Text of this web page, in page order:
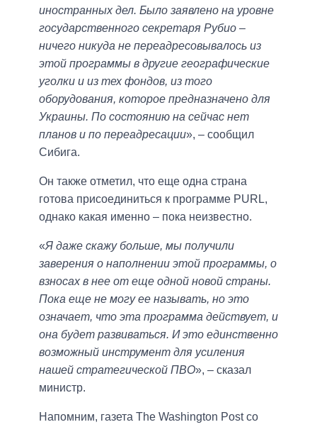
иностранных дел. Было заявлено на уровне
государственного секретаря Рубио –
ничего никуда не переадресовывалось из
этой программы в другие географические
уголки и из тех фондов, из того
оборудования, которое предназначено для
Украины. По состоянию на сейчас нет
планов и по переадресации», – сообщил
Сибига.
Он также отметил, что еще одна страна
готова присоединиться к программе PURL,
однако какая именно – пока неизвестно.
«Я даже скажу больше, мы получили
заверения о наполнении этой программы, о
взносах в нее от еще одной новой страны.
Пока еще не могу ее называть, но это
означает, что эта программа действует, и
она будет развиваться. И это единственно
возможный инструмент для усиления
нашей стратегической ПВО», – сказал
министр.
Напомним, газета The Washington Post со